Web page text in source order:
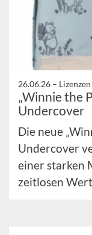
26.06.26 – Lizenzen
„Winnie the
Undercover
Die neue
Undercover
einer starken
zeitlosen